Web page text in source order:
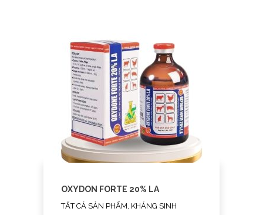
OXYDON FORTE 20% LA
TẤT CẢ SẢN PHẨM, KHÁNG SINH